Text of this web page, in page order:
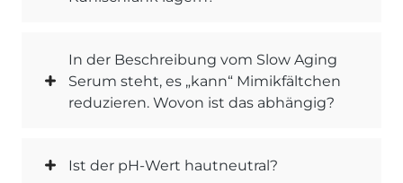
In der Beschreibung vom Slow Aging
Serum steht, es „kann“ Mimikfältchen
reduzieren. Wovon ist das abhängig?
Ist der pH-Wert hautneutral?